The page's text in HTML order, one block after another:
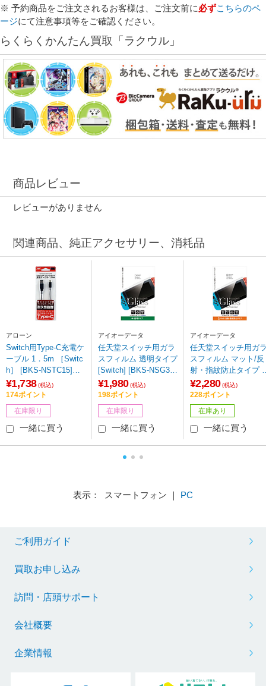
※ 予約商品をご注文されるお客様は、ご注文前に必ずこちらのペ
ージにて注意事項等をご確認ください。
らくらくかんたん買取「ラクウル」
商品レビュー
レビューがありません
関連商品、純正アクセサリー、消耗品
アローン
Switch用Type-C充電ケ
ーブル 1．5m ［Switc
h］ [BKS-NSTC15]
【ビックカメラグルー
プオリジナル】【86
4】
¥1,738 (税込)
174ポイント
在庫限り
一緒に買う
アイオーデータ
任天堂スイッチ用ガラ
スフィルム 透明タイプ
[Switch] [BKS-NSG3F]
【ビックカメラグルー
プオリジナル】
¥1,980 (税込)
198ポイント
在庫限り
一緒に買う
アイオーデータ
任天堂スイッチ用ガ
スフィルム マット/反
射・指紋防止タイプ
witch] [BKS-NSM3F]
【ビックカメラグル
プオリジナル】
¥2,280 (税込)
228ポイント
在庫あり
一緒に買う
表示： スマートフォン ｜ PC
ご利用ガイド
買取お申し込み
訪問・店頭サポート
会社概要
企業情報